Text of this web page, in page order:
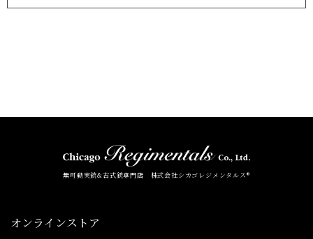
無可動実銃&古式銃専門店 株式会社シカゴレジメンタルス®
オンラインストア